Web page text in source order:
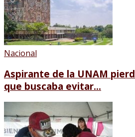
Nacional
Aspirante de la UNAM
que buscaba evitar...